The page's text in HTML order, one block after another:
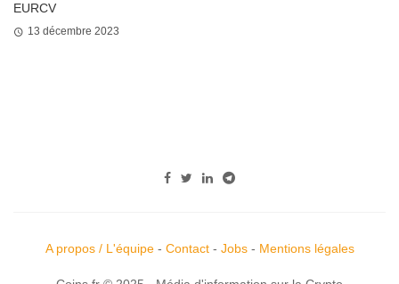
EURCV
13 décembre 2023
A propos / L'équipe- Contact- Jobs- Mentions légales